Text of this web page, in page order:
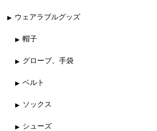
ウェアラブルグッズ
帽子
グローブ、手袋
ベルト
ソックス
シューズ